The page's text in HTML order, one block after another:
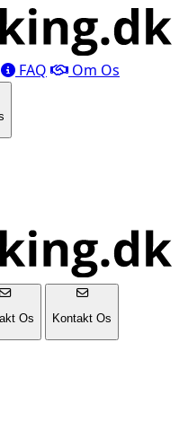
FAQ Om Os
Os Kontakt Os